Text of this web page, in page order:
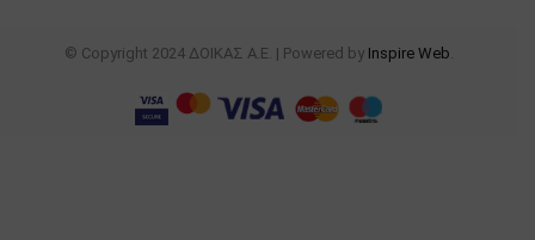
© Copyright 2024 ΔΟΙΚΑΣ Α.Ε. | Powered by Inspire Web.